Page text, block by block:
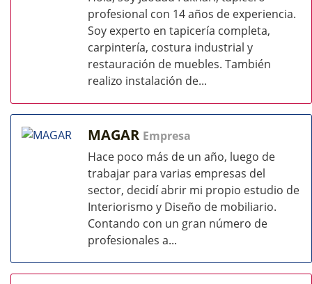
profesional con 14 años de experiencia.
Soy experto en tapicería completa,
carpintería, costura industrial y
restauración de muebles. También
realizo instalación de...
MAGAR Empresa
Hace poco más de un año, luego de
trabajar para varias empresas del
sector, decidí abrir mi propio estudio de
Interiorismo y Diseño de mobiliario.
Contando con un gran número de
profesionales a...